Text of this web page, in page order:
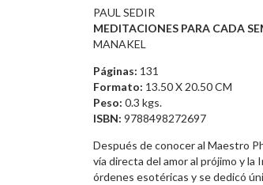
PAUL SEDIR
MEDITACIONES PARA CADA
MANAKEL
Páginas: 131
Formato: 13.50 X 20.50 CM
Peso: 0.3 kgs.
ISBN: 9788498272697
Después de conocer al Maestro
vía directa del amor al prójimo y
órdenes esotéricas y se dedicó